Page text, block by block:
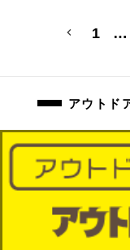
1 …
アウトド